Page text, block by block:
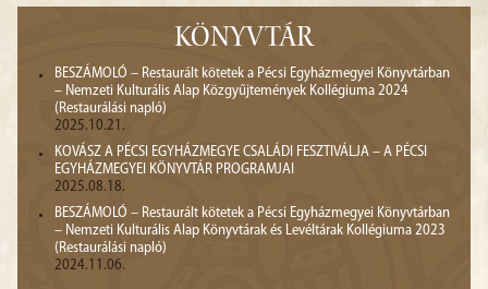
KÖNYVTÁR
BESZÁMOLÓ – Restaurált kötetek a Pécsi Egyházmegyei Könyvtárban
– Nemzeti Kulturális Alap Közgyűjtemények Kollégiuma 2024
(Restaurálási napló)
2025.10.21.
KOVÁSZ A PÉCSI EGYHÁZMEGYE CSALÁDI FESZTIVÁLJA – A PÉCSI
EGYHÁZMEGYEI KÖNYVTÁR PROGRAMJAI
2025.08.18.
BESZÁMOLÓ – Restaurált kötetek a Pécsi Egyházmegyei Könyvtárban
– Nemzeti Kulturális Alap Könyvtárak és Levéltárak Kollégiuma 2023
(Restaurálási napló)
2024.11.06.